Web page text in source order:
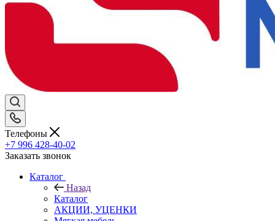
Телефоны
+7 996 428-40-02
Заказать звонок
Каталог
Назад
Каталог
АКЦИИ, УЦЕНКИ